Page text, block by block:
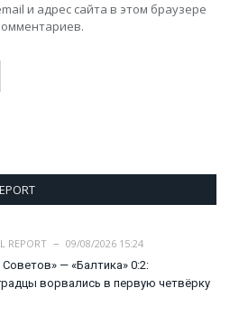
и адрес сайта в этом браузере
REPORT
09/08/2026 15:24
— «Балтика» 0:2:
ворвались в первую четвёрку